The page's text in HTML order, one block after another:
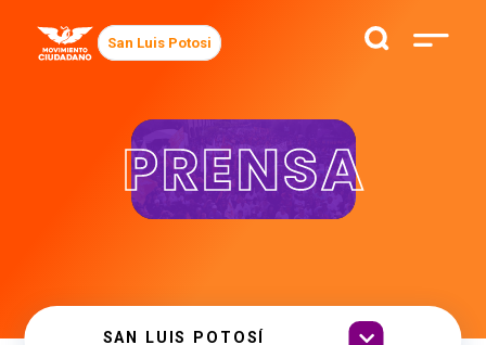
San Luis Potosi
PRENSA